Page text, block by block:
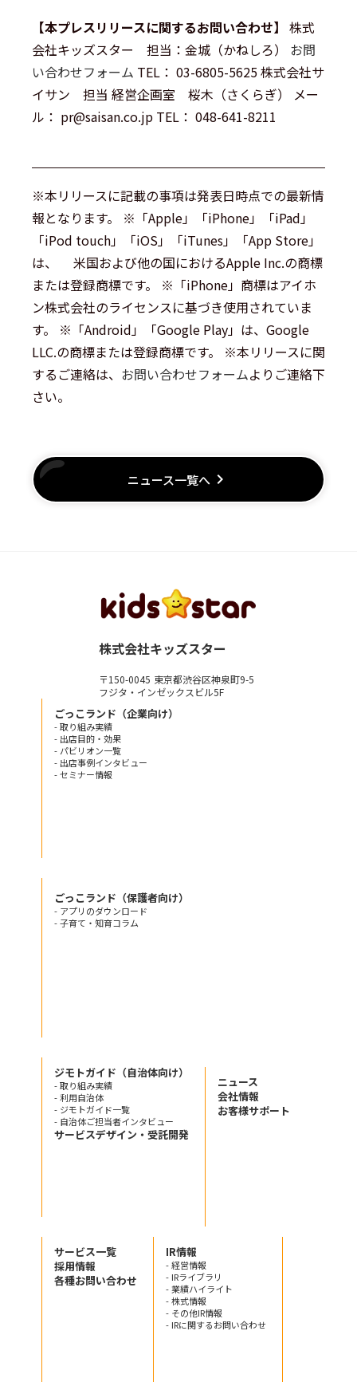
【本プレスリリースに関するお問い合わせ】 株式
会社キッズスター 担当：金城（かねしろ） お問
い合わせフォーム TEL： 03-6805-5625 株式会社サ
イサン 担当 経営企画室 桜木（さくらぎ） メー
ル： pr@saisan.co.jp TEL： 048-641-8211
※本リリースに記載の事項は発表日時点での最新情
報となります。 ※「Apple」「iPhone」「iPad」
「iPod touch」「iOS」「iTunes」「App Store」
は、 米国および他の国におけるApple Inc.の商標
または登録商標です。 ※「iPhone」商標はアイホ
ン株式会社のライセンスに基づき使用されていま
す。 ※「Android」「Google Play」は、Google
LLC.の商標または登録商標です。 ※本リリースに関
するご連絡は、 お問い合わせフォームよりご連絡下
さい。
ニュース一覧へ keyboard_arrow_right
株式会社キッズスター
〒150-0045 東京都渋谷区神泉町9-5
フジタ・インゼックスビル5F
ごっこランド（企業向け）
- 取り組み実績
- 出店目的・効果
- パビリオン一覧
- 出店事例インタビュー
- セミナー情報
ごっこランド（保護者向け）
- アプリのダウンロード
- 子育て・知育コラム
ジモトガイド（自治体向け）
- 取り組み実績
- 利用自治体
- ジモトガイド一覧
- 自治体ご担当者インタビュー
サービスデザイン・受託開発
ニュース
会社情報
お客様サポート
サービス一覧
採用情報
各種お問い合わせ
IR情報
- 経営情報
- IRライブラリ
- 業績ハイライト
- 株式情報
- その他IR情報
- IRに関するお問い合わせ